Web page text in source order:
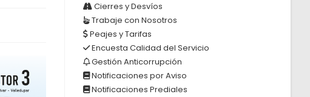
Cierres y Desvíos
Trabaje con Nosotros
Peajes y Tarifas
Encuesta Calidad del Servicio
Gestión Anticorrupción
Notificaciones por Aviso
Notificaciones Prediales